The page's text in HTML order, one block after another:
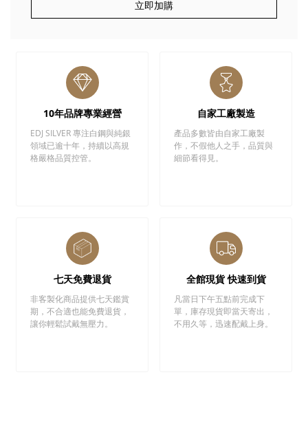
立即加購
10年品牌專業經營
EDJ SILVER 專注白鋼與純銀
領域已逾十年，持續以高規
格嚴格品質控管。
自家工廠製造
產品多數皆由自家工廠製
作，不假他人之手，品質與
細節看得見。
七天免費退貨
非客製化商品提供七天鑑賞
期，不合適也能免費退貨，
讓你輕鬆試戴無壓力。
全館現貨 快速到貨
凡當日下午五點前完成下
單，庫存現貨即當天寄出，
不用久等，迅速配戴上身。